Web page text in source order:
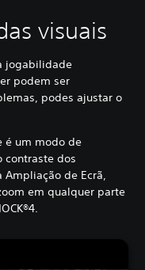
visuais
jogabilidade
podem ser
podes ajustar o
é um modo de
contraste dos
de Ecrã,
em qualquer parte